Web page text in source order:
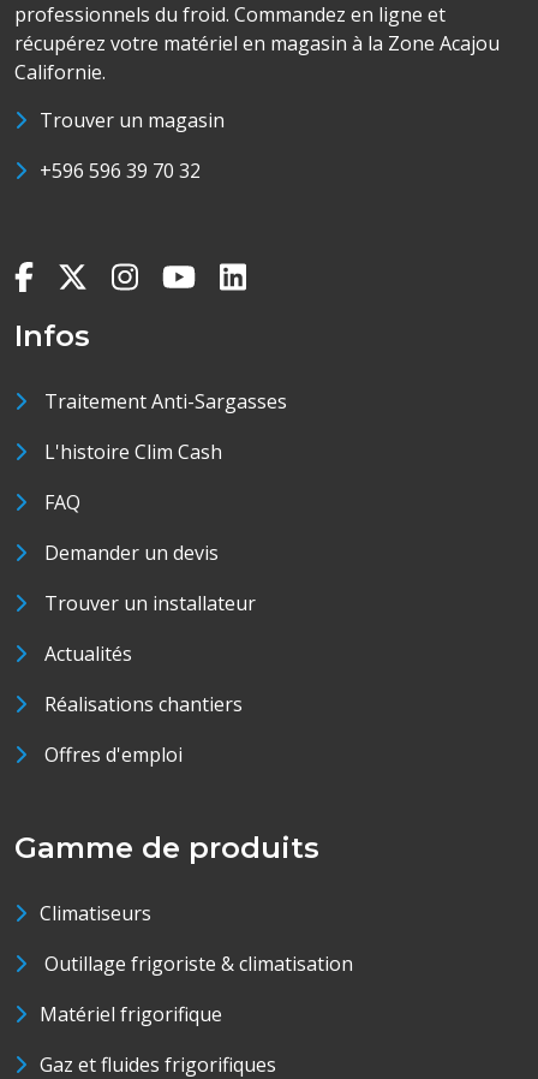
professionnels du froid. Commandez en ligne et
récupérez votre matériel en magasin à la Zone Acajou
Californie.
Trouver un magasin
+596 596 39 70 32
Infos
Traitement Anti-Sargasses
L'histoire Clim Cash
FAQ
Demander un devis
Trouver un installateur
Actualités
Réalisations chantiers
Offres d'emploi
Gamme de produits
Climatiseurs
Outillage frigoriste & climatisation
Matériel frigorifique
Gaz et fluides frigorifiques